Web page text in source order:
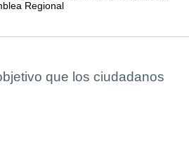
Regional
que los ciudadanos